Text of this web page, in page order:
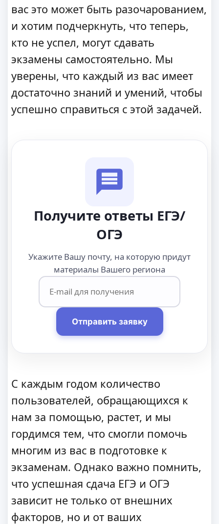
вас это может быть разочарованием,
и хотим подчеркнуть, что теперь,
кто не успел, могут сдавать
экзамены самостоятельно. Мы
уверены, что каждый из вас имеет
достаточно знаний и умений, чтобы
успешно справиться с этой задачей.
Получите ответы ЕГЭ/
ОГЭ
Укажите Вашу почту, на которую придут
материалы Вашего региона
Отправить заявку
С каждым годом количество
пользователей, обращающихся к
нам за помощью, растет, и мы
гордимся тем, что смогли помочь
многим из вас в подготовке к
экзаменам. Однако важно помнить,
что успешная сдача ЕГЭ и ОГЭ
зависит не только от внешних
факторов, но и от ваших